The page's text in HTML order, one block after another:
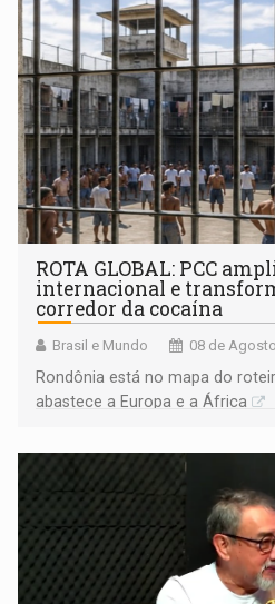
ROTA GLOBAL: PCC
internacional e
corredor da cocaína
Brasil e Mundo 08 de
Rondônia está no mapa do
abastece a Europa e a África